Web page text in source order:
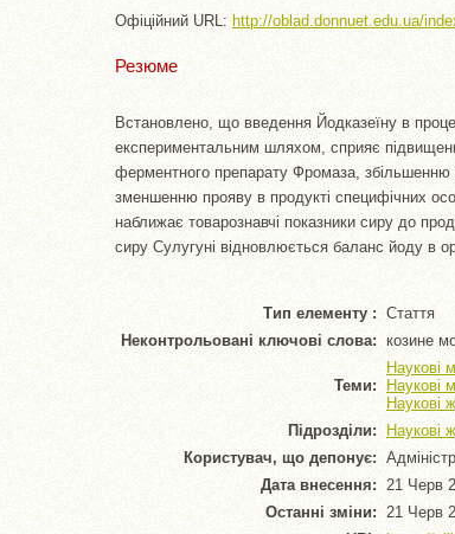
Офіційний URL: http://oblad.donnuet.edu.ua/
Резюме
Встановлено, що введення Йодказеїну в
експериментальним шляхом, сприяє
ферментного препарату Фромаза, збільшенню
зменшенню прояву в продукті специфічних
наближає товарознавчі показники сиру до
сиру Сулугуні відновлюється баланс йоду в
Тип елементу : Стаття
Неконтрольовані ключові слова: козине
Теми:
Наукові
Наукові
Наукові
Підрозділи:
Наукові
Користувач, що депонує:
Дата внесення: 21 Черв
Останні зміни: 21 Черв